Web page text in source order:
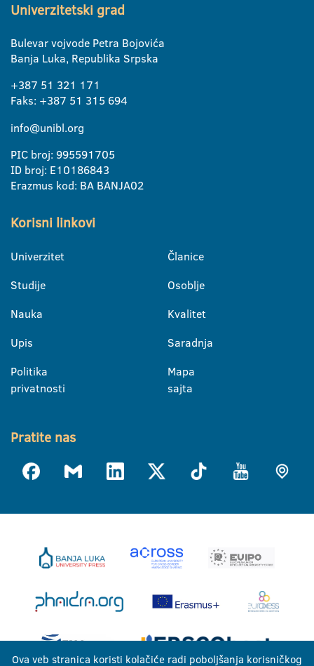
Univerzitetski grad
Bulevar vojvode Petra Bojovića
Banja Luka, Republika Srpska
+387 51 321 171
Faks: +387 51 315 694
info@unibl.org
PIC broj: 995591705
ID broj: E10186843
Erazmus kod: BA BANJA02
Korisni linkovi
Univerzitet
Studije
Nauka
Upis
Politika
privatnosti
Članice
Osoblje
Kvalitet
Saradnja
Mapa
sajta
Pratite nas
Ova veb stranica koristi kolačiće radi poboljšanja korisničkog